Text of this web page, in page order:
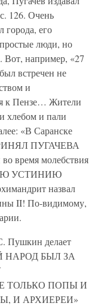
Очень
города, его
люди, но
например, «27
встречен не
и
к Пензе… Жители
хлебом и пали
«В Саранске
ПУГАЧЕВА
молебствия
УСТИНИЮ
назвал
II! По-видимому,
Пушкин делает
НАРОД БЫЛ ЗА
ТОЛЬКО ПОПЫ И
И АРХИЕРЕИ»